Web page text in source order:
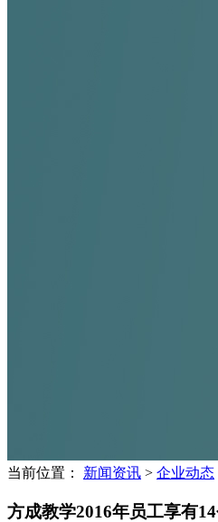
当前位置： 新闻资讯 > 企业动态
方成教学2016年员工享有